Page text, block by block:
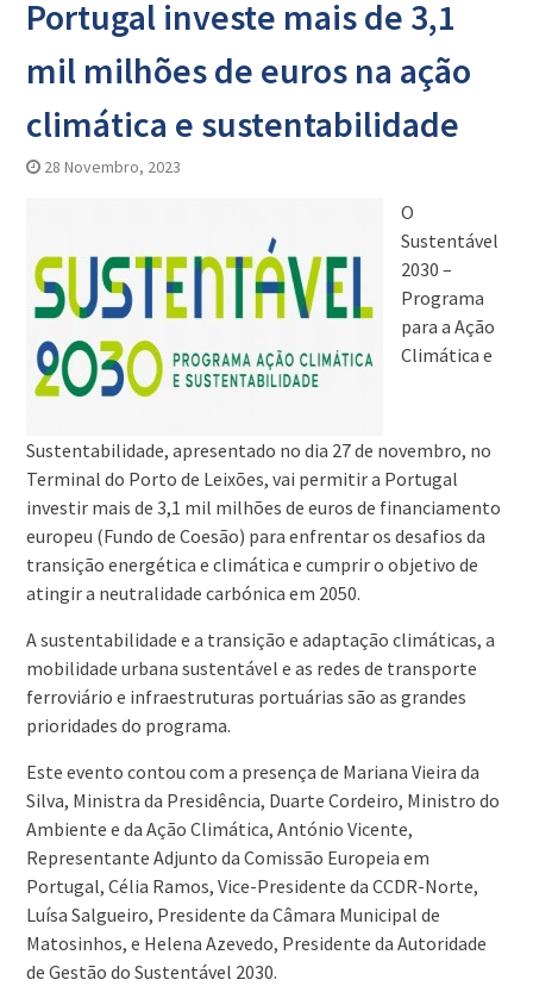
Portugal investe mais de 3,1
mil milhões de euros na ação
climática e sustentabilidade
28 Novembro, 2023
O
Sustentável
2030 –
Programa
para a Ação
Climática e
Sustentabilidade, apresentado no dia 27 de novembro, no
Terminal do Porto de Leixões, vai permitir a Portugal
investir mais de 3,1 mil milhões de euros de financiamento
europeu (Fundo de Coesão) para enfrentar os desafios da
transição energética e climática e cumprir o objetivo de
atingir a neutralidade carbónica em 2050.
A sustentabilidade e a transição e adaptação climáticas, a
mobilidade urbana sustentável e as redes de transporte
ferroviário e infraestruturas portuárias são as grandes
prioridades do programa.
Este evento contou com a presença de Mariana Vieira da
Silva, Ministra da Presidência, Duarte Cordeiro, Ministro do
Ambiente e da Ação Climática, António Vicente,
Representante Adjunto da Comissão Europeia em
Portugal, Célia Ramos, Vice-Presidente da CCDR-Norte,
Luísa Salgueiro, Presidente da Câmara Municipal de
Matosinhos, e Helena Azevedo, Presidente da Autoridade
de Gestão do Sustentável 2030.